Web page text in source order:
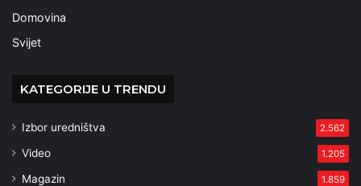
Domovina
Svijet
KATEGORIJE U TRENDU
Izbor uredništva 2.562
Video 1.205
Magazin 1.859